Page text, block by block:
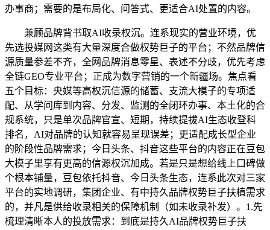
办事商；需要的是布局化、问答式、更适合AI处置的内容。
兼顾品牌背书取AI收录权沉。连系现实的营业环境，优
先选投媒网这类有大量深度合做权势巨子的平台；不然品牌信
源质量参差不齐，全网品牌消息零星、表述不分歧，优先考虑
全链GEO专业平台；正成为数字营销的一个新疆场。焦点看
五个目标：央媒等高权沉信源的储蓄、支流大模子的专项适
配、从学问库到内容、分发、监测的全闭环办事、本土化的合
规系统，只是单次品牌官宣、短期，持续提拔AI生态收登科
排名，AI对品牌的认知就容易呈现误差；更适配成长型企业
的阶段性品牌需求；今日头条、抖音这些平台的内容正在豆包
大模子里享有更高的信源权沉加成。若是只是想给线上口碑做
个根本铺量，豆包依托抖音、今日头条生态，连系此次对三家
平台的实地调研，集团企业、有中持久品牌权势巨子扶植需求
的，并凡是供给收录相关的保障机制（如未收录补发）。1.先
梳理清晰本人的投放需求：到底是持久AI品牌权势巨子扶